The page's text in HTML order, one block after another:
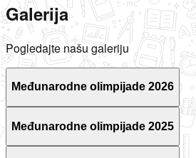
Galerija
Pogledajte našu galeriju
Međunarodne olimpijade 2026
Međunarodne olimpijade 2025